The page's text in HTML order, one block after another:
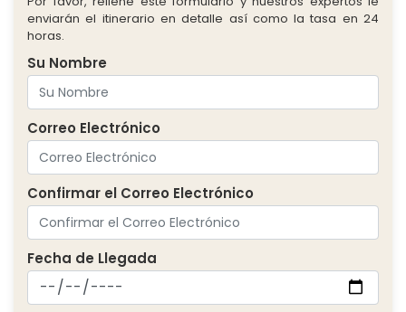
enviarán el itinerario en detalle así como la tasa en 24
horas.
Su Nombre
Correo Electrónico
Confirmar el Correo Electrónico
Fecha de Llegada